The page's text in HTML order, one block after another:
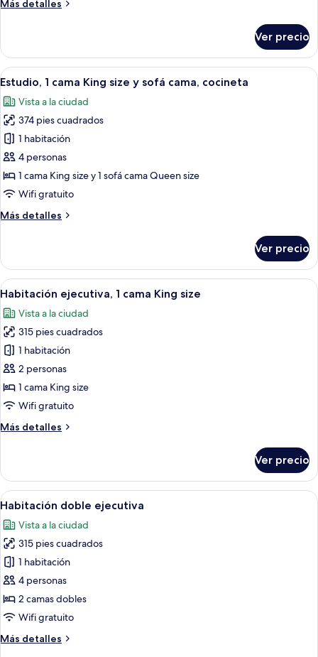
Queen
Más detalles
Más
estándar,
cama
size
(Chelsea)
Ver precio
Abrir
todas
las
fotos
de
Estudio,
1
cama
size
cama,
cocineta
Una habitación de hotel con una
12
Estudio, 1 cama King size y sofá cama, cocineta
Vista a la ciudad
374 pies cuadrados
1 habitación
4 personas
1 cama King size y 1 sofá cama Queen size
Wifi gratuito
Más detalles
Más
1
cama
King
y
sofá
cama,
cocineta
Ver precio
Abrir
todas
las
fotos
de
Habitación
ejecutiva,
1
King
Habitación de hotel con una cama
6
Habitación ejecutiva, 1 cama King size
Vista a la ciudad
315 pies cuadrados
1 habitación
2 personas
1 cama King size
Wifi gratuito
Más detalles
Más
ejecutiva,
cama
size
Ver precio
Abrir
todas
las
fotos
de
Habitación
doble
ejecutiva
Habitación de hotel con dos camas,
6
Habitación doble ejecutiva
Vista a la ciudad
315 pies cuadrados
1 habitación
4 personas
2 camas dobles
Wifi gratuito
Más detalles
Más